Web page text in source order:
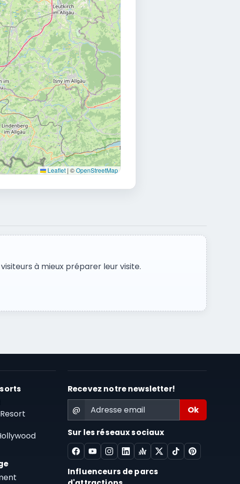
Leaflet | ©OpenStreetMap
à mieux préparer leur visite.
Recevez notre newsletter!
@
Sur les réseaux sociaux
Influenceurs de parcs